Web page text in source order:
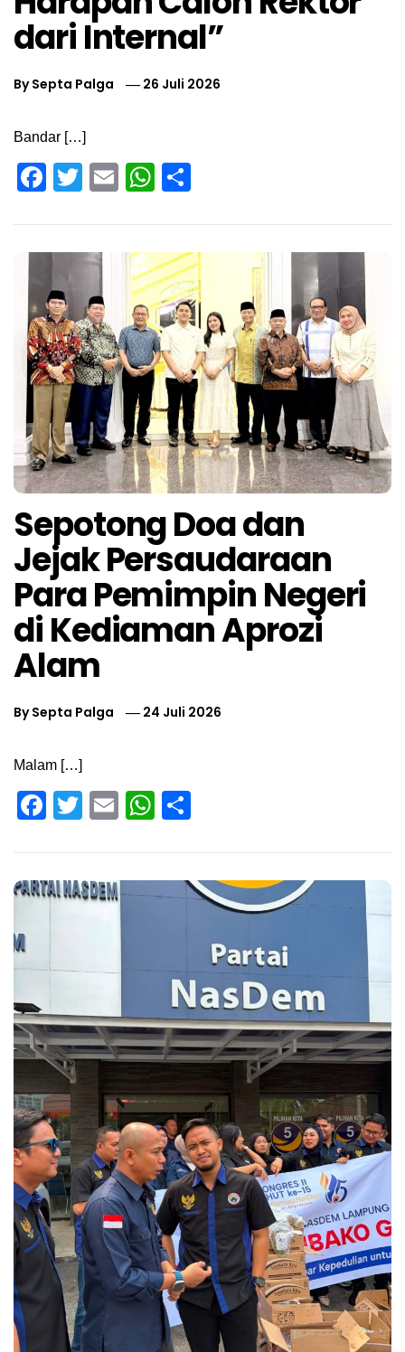
dari Internal”
BySepta Palga 26 Juli 2026
Bandar […]
Facebook
Twitter
EmailWhatsApp
Sepotong Doa dan
Jejak Persaudaraan
Para Pemimpin Negeri
di Kediaman Aprozi
Alam
BySepta Palga 24 Juli 2026
Malam […]
Facebook
Twitter
EmailWhatsApp